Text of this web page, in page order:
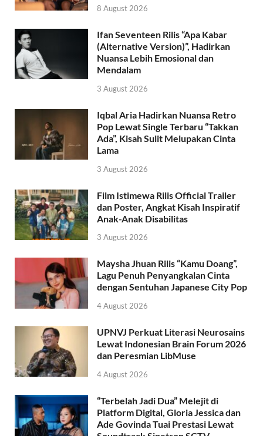
8 August 2026
Ifan Seventeen Rilis “Apa Kabar
(Alternative Version)”, Hadirkan
Nuansa Lebih Emosional dan
Mendalam
3 August 2026
Iqbal Aria Hadirkan Nuansa Retro
Pop Lewat Single Terbaru “Takkan
Ada”, Kisah Sulit Melupakan Cinta
Lama
3 August 2026
Film Istimewa Rilis Official Trailer
dan Poster, Angkat Kisah Inspiratif
Anak-Anak Disabilitas
3 August 2026
Maysha Jhuan Rilis “Kamu Doang”,
Lagu Penuh Penyangkalan Cinta
dengan Sentuhan Japanese City Pop
4 August 2026
UPNVJ Perkuat Literasi Neurosains
Lewat Indonesian Brain Forum 2026
dan Peresmian LibMuse
4 August 2026
“Terbelah Jadi Dua” Melejit di
Platform Digital, Gloria Jessica dan
Ade Govinda Tuai Prestasi Lewat